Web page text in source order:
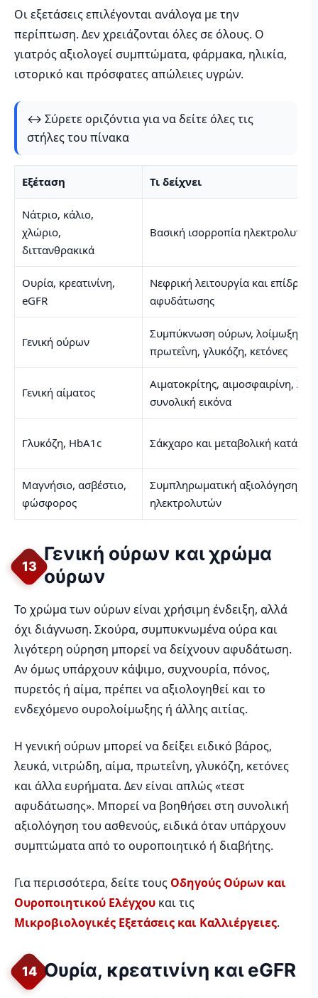
Οι εξετάσεις επιλέγονται ανάλογα με την
περίπτωση. Δεν χρειάζονται όλες σε όλους. Ο
γιατρός αξιολογεί συμπτώματα, φάρμακα, ηλικία,
ιστορικό και πρόσφατες απώλειες υγρών.
↔️ Σύρετε οριζόντια για να δείτε όλες τις
στήλες του πίνακα
Εξέταση Τι δείχνει
Νάτριο, κάλιο,
χλώριο,
διττανθρακικά
Βασική ισορροπία ηλεκτρολυτών
Ουρία, κρεατινίνη,
eGFR
Νεφρική λειτουργία και επίδραση
αφυδάτωσης
Γενική ούρων
Συμπύκνωση ούρων, λοίμωξη,
πρωτεΐνη, γλυκόζη, κετόνες
Γενική αίματος
Αιματοκρίτης, αιμοσφαιρίνη,
συνολική εικόνα
Γλυκόζη, HbA1c Σάκχαρο και μεταβολική
Μαγνήσιο, ασβέστιο,
φώσφορος
Συμπληρωματική αξιολόγηση
ηλεκτρολυτών
13
Γενική ούρων και χρώμα
ούρων
Το χρώμα των ούρων είναι χρήσιμη ένδειξη, αλλά
όχι διάγνωση. Σκούρα, συμπυκνωμένα ούρα και
λιγότερη ούρηση μπορεί να δείχνουν αφυδάτωση.
Αν όμως υπάρχουν κάψιμο, συχνουρία, πόνος,
πυρετός ή αίμα, πρέπει να αξιολογηθεί και το
ενδεχόμενο ουρολοίμωξης ή άλλης αιτίας.
Η γενική ούρων μπορεί να δείξει ειδικό βάρος,
λευκά, νιτρώδη, αίμα, πρωτεΐνη, γλυκόζη, κετόνες
και άλλα ευρήματα. Δεν είναι απλώς «τεστ
αφυδάτωσης». Μπορεί να βοηθήσει στη συνολική
αξιολόγηση του ασθενούς, ειδικά όταν υπάρχουν
συμπτώματα από το ουροποιητικό ή διαβήτης.
Για περισσότερα, δείτε τους Οδηγούς Ούρων και
Ουροποιητικού Ελέγχου και τις
Μικροβιολογικές Εξετάσεις και Καλλιέργειες.
14 Ουρία, κρεατινίνη και eGFR